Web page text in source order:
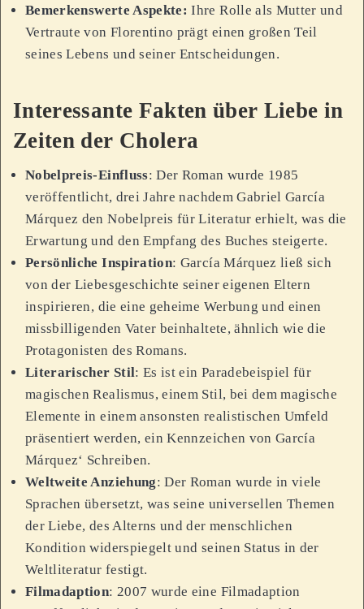
Bemerkenswerte Aspekte: Ihre Rolle als Mutter und
Vertraute von Florentino prägt einen großen Teil
seines Lebens und seiner Entscheidungen.
Interessante Fakten über Liebe in
Zeiten der Cholera
Nobelpreis-Einfluss: Der Roman wurde 1985
veröffentlicht, drei Jahre nachdem Gabriel García
Márquez den Nobelpreis für Literatur erhielt, was die
Erwartung und den Empfang des Buches steigerte.
Persönliche Inspiration: García Márquez ließ sich
von der Liebesgeschichte seiner eigenen Eltern
inspirieren, die eine geheime Werbung und einen
missbilligenden Vater beinhaltete, ähnlich wie die
Protagonisten des Romans.
Literarischer Stil: Es ist ein Paradebeispiel für
magischen Realismus, einem Stil, bei dem magische
Elemente in einem ansonsten realistischen Umfeld
präsentiert werden, ein Kennzeichen von García
Márquez‘ Schreiben.
Weltweite Anziehung: Der Roman wurde in viele
Sprachen übersetzt, was seine universellen Themen
der Liebe, des Alterns und der menschlichen
Kondition widerspiegelt und seinen Status in der
Weltliteratur festigt.
Filmadaption: 2007 wurde eine Filmadaption